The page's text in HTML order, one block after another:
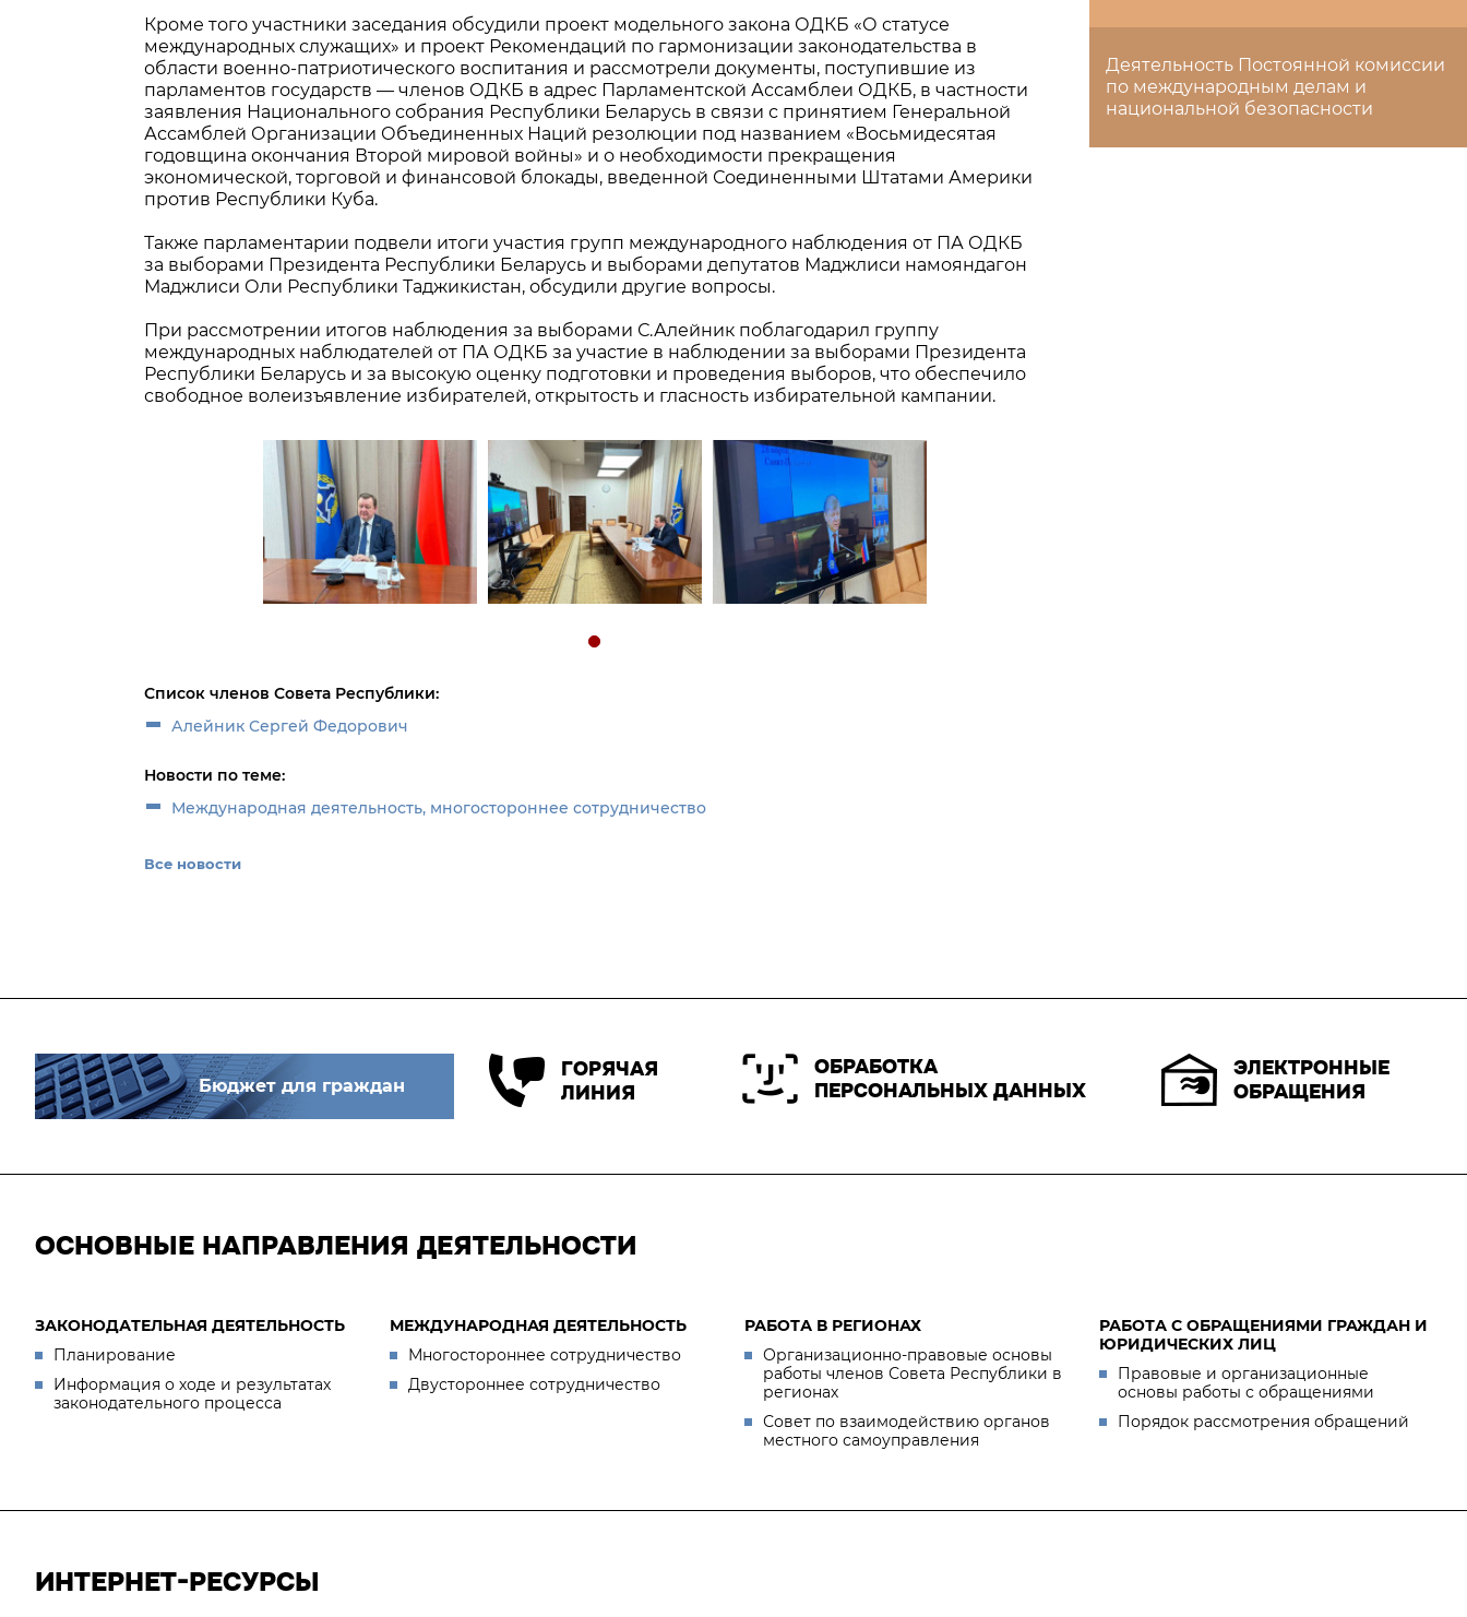
Кроме того участники заседания обсудили проект модельного закона ОДКБ «О статусе
международных служащих» и проект Рекомендаций по гармонизации законодательства в
области военно-патриотического воспитания и рассмотрели документы, поступившие из
парламентов государств — членов ОДКБ в адрес Парламентской Ассамблеи ОДКБ, в частности
заявления Национального собрания Республики Беларусь в связи с принятием Генеральной
Ассамблей Организации Объединенных Наций резолюции под названием «Восьмидесятая
годовщина окончания Второй мировой войны» и о необходимости прекращения
экономической, торговой и финансовой блокады, введенной Соединенными Штатами Америки
против Республики Куба.
Также парламентарии подвели итоги участия групп международного наблюдения от ПА ОДКБ
за выборами Президента Республики Беларусь и выборами депутатов Маджлиси намояндагон
Маджлиси Оли Республики Таджикистан, обсудили другие вопросы.
При рассмотрении итогов наблюдения за выборами С.Алейник поблагодарил группу
международных наблюдателей от ПА ОДКБ за участие в наблюдении за выборами Президента
Республики Беларусь и за высокую оценку подготовки и проведения выборов, что обеспечило
свободное волеизъявление избирателей, открытость и гласность избирательной кампании.
Список членов Совета Республики:
Алейник Сергей Федорович
Новости по теме:
Международная деятельность, многостороннее сотрудничество
Все новости
Деятельность Постоянной комиссии
по международным делам и
национальной безопасности
Бюджет для граждан
ГОРЯЧАЯ
ЛИНИЯ
ОБРАБОТКА
ПЕРСОНАЛЬНЫХ ДАННЫХ
ЭЛЕКТРОННЫЕ
ОБРАЩЕНИЯ
ОСНОВНЫЕ НАПРАВЛЕНИЯ ДЕЯТЕЛЬНОСТИ
ЗАКОНОДАТЕЛЬНАЯ ДЕЯТЕЛЬНОСТЬ
Планирование
Информация о ходе и результатах
законодательного процесса
МЕЖДУНАРОДНАЯ ДЕЯТЕЛЬНОСТЬ
Многостороннее сотрудничество
Двустороннее сотрудничество
РАБОТА В РЕГИОНАХ
Организационно-правовые основы
работы членов Совета Республики в
регионах
Совет по взаимодействию органов
местного самоуправления
РАБОТА С ОБРАЩЕНИЯМИ ГРАЖДАН И
ЮРИДИЧЕСКИХ ЛИЦ
Правовые и организационные
основы работы с обращениями
Порядок рассмотрения обращений
ИНТЕРНЕТ-РЕСУРСЫ